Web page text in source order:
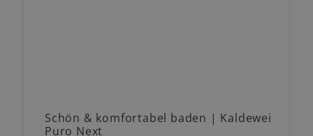
Schön & komfortabel baden | Kaldewei
Puro Next